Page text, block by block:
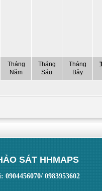
Tháng
Năm
Tháng
Sáu
Tháng
Bảy
SÁT HHMAPS
0983953602